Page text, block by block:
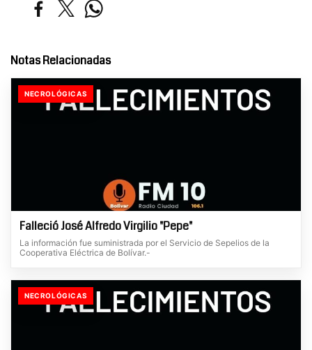
Notas Relacionadas
NECROLÓGICAS
Falleció José Alfredo Virgilio "Pepe"
La información fue suministrada por el Servicio de Sepelios de la
Cooperativa Eléctrica de Bolívar.-
NECROLÓGICAS